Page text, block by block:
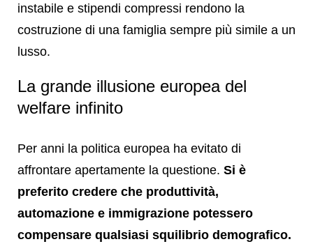
instabile e stipendi compressi rendono la
costruzione di una famiglia sempre più simile a un
lusso.
La grande illusione europea del
welfare infinito
Per anni la politica europea ha evitato di
affrontare apertamente la questione. Si è
preferito credere che produttività,
automazione e immigrazione potessero
compensare qualsiasi squilibrio demografico.